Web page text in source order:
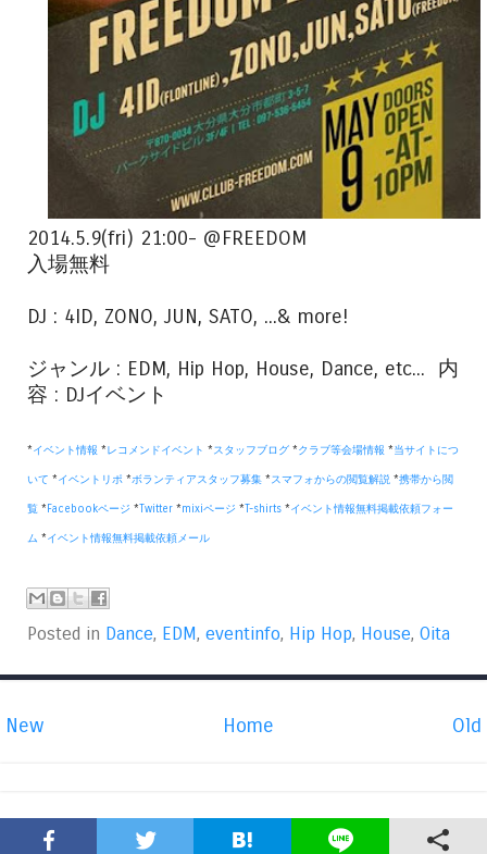
2014.5.9(fri) 21:00- @FREEDOM
入場無料
DJ : 4ID, ZONO, JUN, SATO, ...& more!
ジャンル : EDM, Hip Hop, House, Dance, etc... 内
容 : DJイベント
*イベント情報 *レコメンドイベント *スタッフブログ *クラブ等会場情報 *当サイトにつ
いて *イベントリポ *ボランティアスタッフ募集 *スマフォからの閲覧解説 *携帯から閲
覧 * Facebookページ *Twitter *mixiページ *T-shirts *イベント情報無料掲載依頼フォー
ム *イベント情報無料掲載依頼メール
Posted in Dance, EDM, eventinfo, Hip Hop, House, Oita
New Old
Home